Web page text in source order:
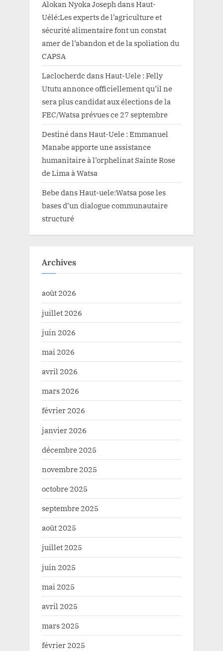
Alokan Nyoka Joseph dansHaut-
Uélé:Les experts de l’agriculture et
sécurité alimentaire font un constat
amer de l’abandon et de la spoliation du
CAPSA
Laclocherdc dansHaut-Uele : Felly
Ututu annonce officiellement qu’il ne
sera plus candidat aux élections de la
FEC/Watsa prévues ce 27 septembre
DestinédansHaut-Uele : Emmanuel
Manabe apporte une assistance
humanitaire à l’orphelinat Sainte Rose
de Lima à Watsa
BebedansHaut-uele:Watsa pose les
bases d’un dialogue communautaire
structuré
Archives
août 2026
juillet 2026
juin 2026
mai 2026
avril 2026
mars 2026
février 2026
janvier 2026
décembre 2025
novembre 2025
octobre 2025
septembre 2025
août 2025
juillet 2025
juin 2025
mai 2025
avril 2025
mars 2025
février 2025